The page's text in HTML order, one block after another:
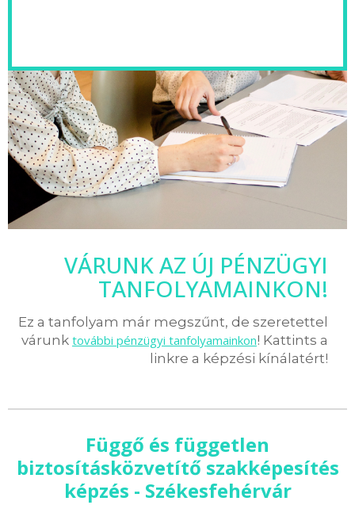
VÁRUNK AZ ÚJ PÉNZÜGYI
TANFOLYAMAINKON!
Ez a tanfolyam már megszűnt, de szeretettel
várunk további pénzügyi tanfolyamainkon! Kattints a
linkre a képzési kínálatért!
Függő és független
biztosításközvetítő szakképesítés
képzés - Székesfehérvár